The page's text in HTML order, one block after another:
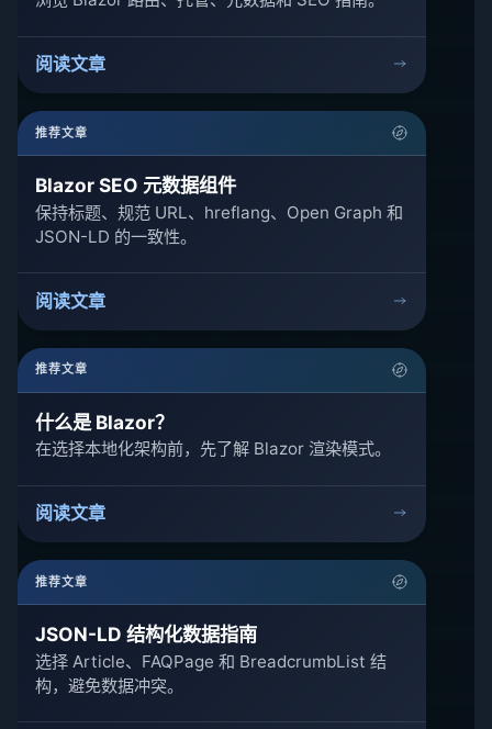
阅读文章
推荐文章
Blazor SEO 元数据组件
保持标题、规范 URL、hreflang、Open Graph 和
JSON-LD 的一致性。
阅读文章
推荐文章
什么是 Blazor？
在选择本地化架构前，先了解 Blazor 渲染模式。
阅读文章
推荐文章
JSON-LD 结构化数据指南
选择 Article、FAQPage 和 BreadcrumbList 结
构，避免数据冲突。